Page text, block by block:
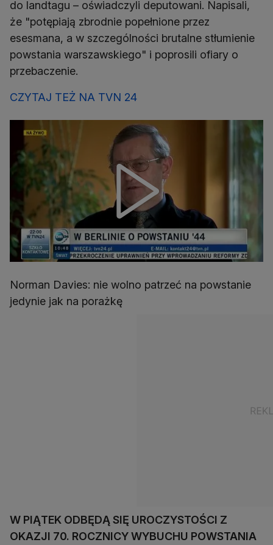
do landtagu – oświadczyli deputowani. Napisali,
że "potępiają zbrodnie popełnione przez
esesmana, a w szczególności brutalne stłumienie
powstania warszawskiego" i poprosili ofiary o
przebaczenie.
CZYTAJ TEŻ NA TVN 24
Norman Davies: nie wolno patrzeć na powstanie
jedynie jak na porażkę
W PIĄTEK ODBĘDĄ SIĘ UROCZYSTOŚCI Z
OKAZJI 70. ROCZNICY WYBUCHU POWSTANIA